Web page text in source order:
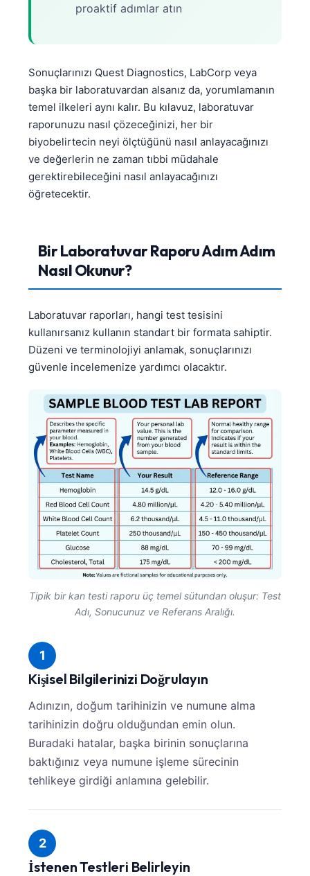
proaktif adımlar atın
Sonuçlarınızı Quest Diagnostics, LabCorp veya
başka bir laboratuvardan alsanız da, yorumlamanın
temel ilkeleri aynı kalır. Bu kılavuz, laboratuvar
raporunuzu nasıl çözeceğinizi, her bir
biyobelirtecin neyi ölçtüğünü nasıl anlayacağınızı
ve değerlerin ne zaman tıbbi müdahale
gerektirebileceğini nasıl anlayacağınızı
öğretecektir.
Bir Laboratuvar Raporu Adım Adım
Nasıl Okunur?
Laboratuvar raporları, hangi test tesisini
kullanırsanız kullanın standart bir formata sahiptir.
Düzeni ve terminolojiyi anlamak, sonuçlarınızı
güvenle incelemenize yardımcı olacaktır.
Tipik bir kan testi raporu üç temel sütundan oluşur: Test
Adı, Sonucunuz ve Referans Aralığı.
1
Kişisel Bilgilerinizi Doğrulayın
Adınızın, doğum tarihinizin ve numune alma
tarihinizin doğru olduğundan emin olun.
Buradaki hatalar, başka birinin sonuçlarına
baktığınız veya numune işleme sürecinin
tehlikeye girdiği anlamına gelebilir.
2
İstenen Testleri Belirleyin